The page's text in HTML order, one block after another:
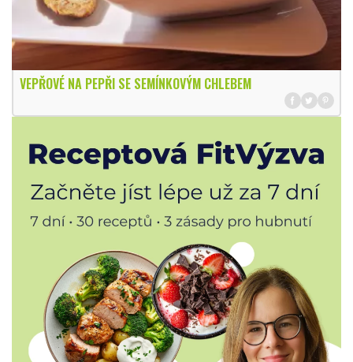
VEPŘOVÉ NA PEPŘI SE SEMÍNKOVÝM CHLEBEM